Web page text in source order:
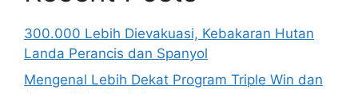
300.000 Lebih Dievakuasi, Kebakaran Hutan
Landa Perancis dan Spanyol
Mengenal Lebih Dekat Program Triple Win dan